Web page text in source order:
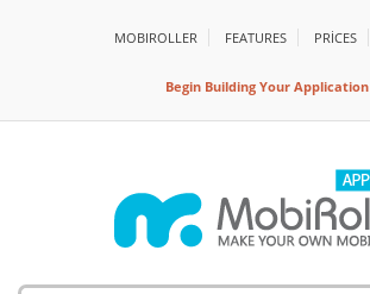
MOBIROLLER FEATURES PRİCES
Begin Building Your Application